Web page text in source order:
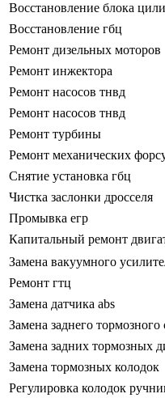
Восстановление блока
Восстановление гбц
Ремонт дизельных моторов
Ремонт инжектора
Ремонт насосов тнвд
Ремонт насосов тнвд
Ремонт турбины
Ремонт механических
Снятие установка гбц
Чистка заслонки дросселя
Промывка егр
Капитальный ремонт
Замена вакуумного
Ремонт гтц
Замена датчика abs
Замена заднего тормозного
Замена задних тормозных
Замена тормозных колодок
Регулировка колодок